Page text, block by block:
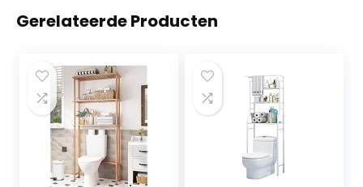
Gerelateerde Producten